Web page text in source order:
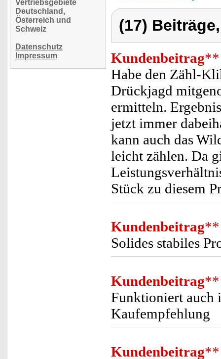
Vertriebsgebiete
Deutschland,
Österreich und
Schweiz
Datenschutz
Impressum
(17)
Kundenbeitrag**
Habe den Zähl-
Drückjagd
ermitteln.
jetzt immer
kann auch das
leicht zählen. Da
Stück zu diesem
Kundenbeitrag**
Solides stabiles
Kundenbeitrag**
Funktioniert auch
Kaufempfehlung
Kundenbeitrag**